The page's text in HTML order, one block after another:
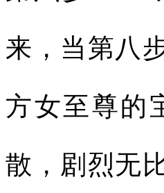
来，当第八
方女至尊的
散，剧烈无